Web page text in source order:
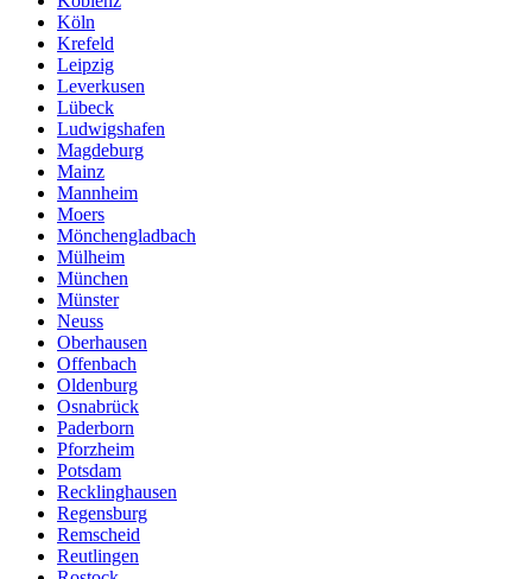
Köln
Krefeld
Leipzig
Leverkusen
Lübeck
Ludwigshafen
Magdeburg
Mainz
Mannheim
Moers
Mönchengladbach
Mülheim
München
Münster
Neuss
Oberhausen
Offenbach
Oldenburg
Osnabrück
Paderborn
Pforzheim
Potsdam
Recklinghausen
Regensburg
Remscheid
Reutlingen